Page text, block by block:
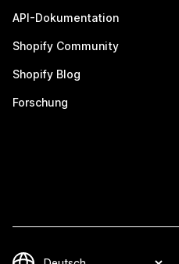
API-Dokumentation
Shopify Community
Shopify Blog
Forschung